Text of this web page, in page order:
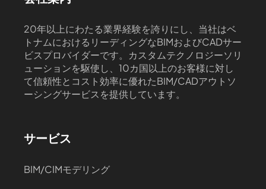
20年以上にわたる業界経験を誇りにし、当社はベ
トナムにおけるリーディングなBIMおよびCADサー
ビスプロバイダーです。カスタムテクノロジーソリ
ューションを駆使し、10カ国以上のお客様に対し
て信頼性とコスト効率に優れたBIM/CADアウトソ
ーシングサービスを提供しています。
サービス
BIM/CIMモデリング